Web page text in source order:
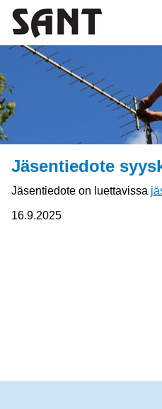
Jäsentiedote
Jäsentiedote on luettavissa
16.9.2025